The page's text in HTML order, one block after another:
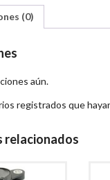
(0)
aún.
registrados que
relacionados